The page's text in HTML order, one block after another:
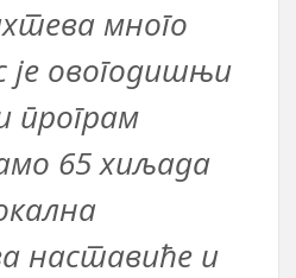
много
је овогодишњи
програм
65 хиљада
наставиће и